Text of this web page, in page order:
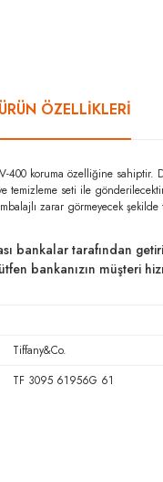
ÜRÜN ÖZELLİKLERİ
koruma özelliğine
temizleme seti ile
zarar görmeyecek şekilde
bankalar tarafından
bankanızın müşteri
Tiffany&Co.
TF 3095 61956G 61